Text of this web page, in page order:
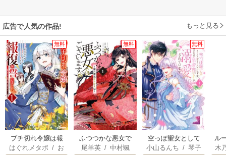
広告で人気の作品! もっと見る
無料
ブチ切れ令嬢は報
復を誓いました。
はぐれメタボ / お
無料
ふつつかな悪女で
はございますが ～
尾羊英/ 中村颯
無料
空っぽ聖女として
捨てられたはず
小山るんち /琴子
ル
令
木